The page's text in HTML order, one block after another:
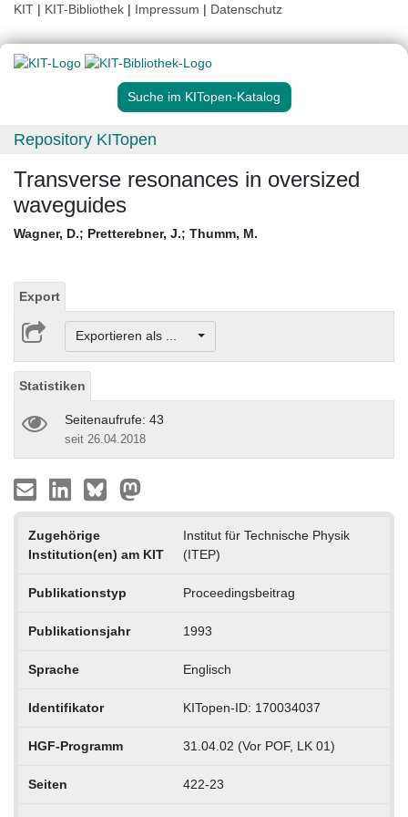
KIT | KIT-Bibliothek | Impressum | Datenschutz
Suche im KITopen-Katalog
Repository KITopen
Transverse resonances in oversized
waveguides
Wagner, D.; Pretterebner, J.; Thumm, M.
Export
Exportieren als ...
Statistiken
Seitenaufrufe: 43
seit 26.04.2018
Zugehörige
Institution(en) am KIT
Institut für Technische Physik
(ITEP)
Publikationstyp Proceedingsbeitrag
Publikationsjahr 1993
Sprache Englisch
Identifikator KITopen-ID: 170034037
HGF-Programm 31.04.02 (Vor POF, LK 01)
Seiten 422-23